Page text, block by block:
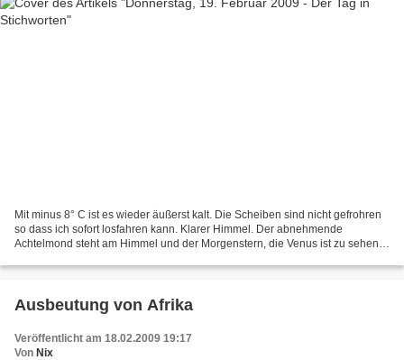
Mit minus 8° C ist es wieder äußerst kalt. Die Scheiben sind nicht gefrohren
so dass ich sofort losfahren kann. Klarer Himmel. Der abnehmende
Achtelmond steht am Himmel und der Morgenstern, die Venus ist zu sehen.
Ausbeutung von Afrika
Veröffentlicht am 18.02.2009 19:17
Von Nix